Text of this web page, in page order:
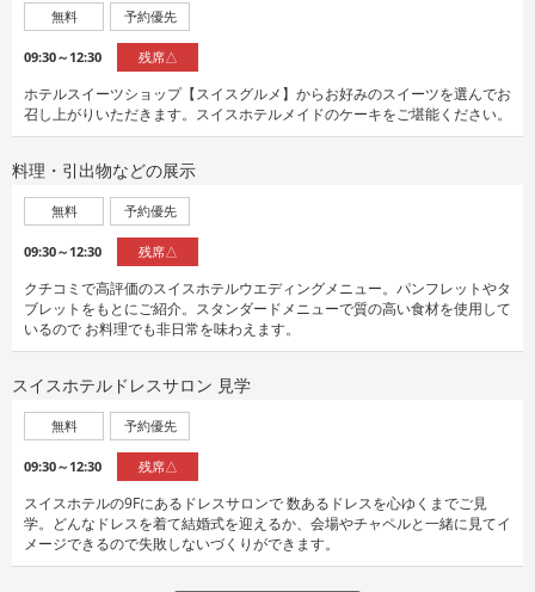
無料 予約優先
09:30～12:30 残席△
ホテルスイーツショップ【スイスグルメ】からお好みのスイーツを選んでお
召し上がりいただきます。スイスホテルメイドのケーキをご堪能ください。
料理・引出物などの展示
無料 予約優先
09:30～12:30 残席△
クチコミで高評価のスイスホテルウエディングメニュー。パンフレットやタ
ブレットをもとにご紹介。スタンダードメニューで質の高い食材を使用して
いるので お料理でも非日常を味わえます。
スイスホテルドレスサロン 見学
無料 予約優先
09:30～12:30 残席△
スイスホテルの9Fにあるドレスサロンで 数あるドレスを心ゆくまでご見
学。どんなドレスを着て結婚式を迎えるか、会場やチャペルと一緒に見てイ
メージできるので失敗しないづくりができます。